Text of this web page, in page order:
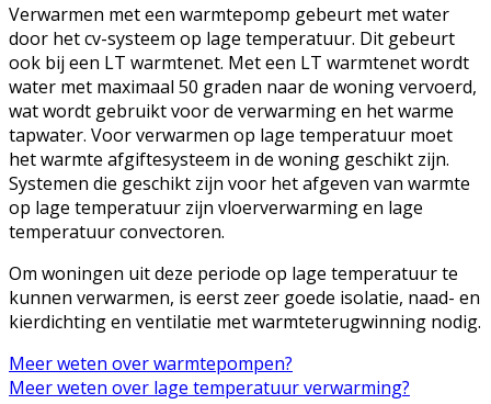
Verwarmen met een warmtepomp gebeurt met water
door het cv-systeem op lage temperatuur. Dit gebeurt
ook bij een LT warmtenet. Met een LT warmtenet wordt
water met maximaal 50 graden naar de woning vervoerd,
wat wordt gebruikt voor de verwarming en het warme
tapwater. Voor verwarmen op lage temperatuur moet
het warmte afgiftesysteem in de woning geschikt zijn.
Systemen die geschikt zijn voor het afgeven van warmte
op lage temperatuur zijn vloerverwarming en lage
temperatuur convectoren.
Om woningen uit deze periode op lage temperatuur te
kunnen verwarmen, is eerst zeer goede isolatie, naad- en
kierdichting en ventilatie met warmteterugwinning nodig.
Meer weten over warmtepompen?
Meer weten over lage temperatuur verwarming?